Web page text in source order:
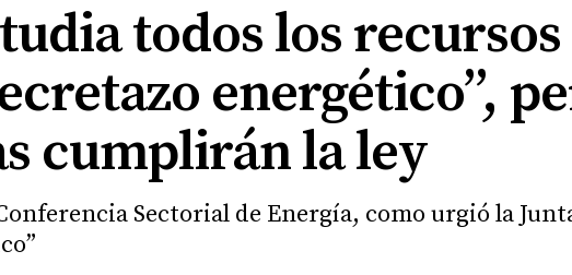
todos los recursos
energético”,
cumplirán la ley
Sectorial de Energía, como urgió la